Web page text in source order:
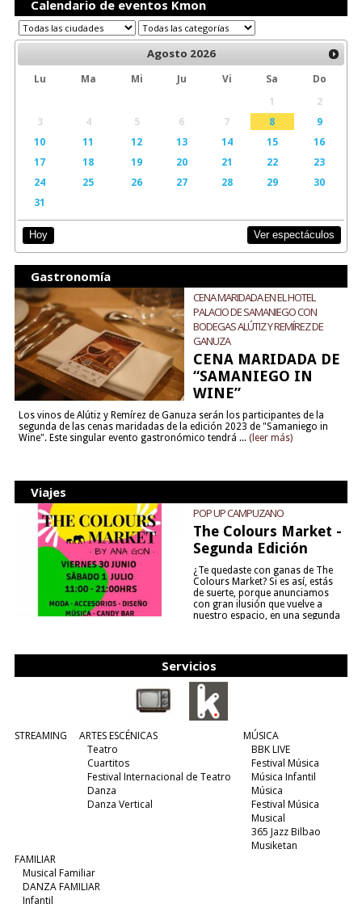
Calendario de eventos Kmon
Agosto 2026
Lu Ma Mi Ju Vi Sa
Do
1
2
3
4 5 6 7 8
9
10
11 12 13 14 15
16
17
18 19 20 21 22
23
24
25 26 27 28 29
30
31
Hoy Ver espectáculos
Gastronomía
CENA MARIDADA EN EL HOTEL
PALACIO DE SAMANIEGO CON
BODEGAS ALÚTIZ Y REMÍREZ DE
GANUZA
CENA MARIDADA DE
“SAMANIEGO IN
WINE”
Los vinos de Alútiz y Remírez de Ganuza serán los participantes de la
segunda de las cenas maridadas de la edición 2023 de "Samaniego in
Wine". Este singular evento gastronómico tendrá ... (leer más)
Viajes
POP UP CAMPUZANO
The Colours Market -
Segunda Edición
¿Te quedaste con ganas de The
Colours Market? Si es así, estás
de suerte, porque anunciamos
con gran ilusión que vuelve a
nuestro espacio, en una segunda
Servicios
STREAMING
ARTES ESCÉNICAS
Teatro
Cuartitos
Festival Internacional de Teatro
Danza
Danza Vertical
MÚSICA
BBK LIVE
Festival Música
Música Infantil
Música
Festival Música
Musical
365 Jazz Bilbao
Musiketan
FAMILIAR
Musical Familiar
DANZA FAMILIAR
Infantil